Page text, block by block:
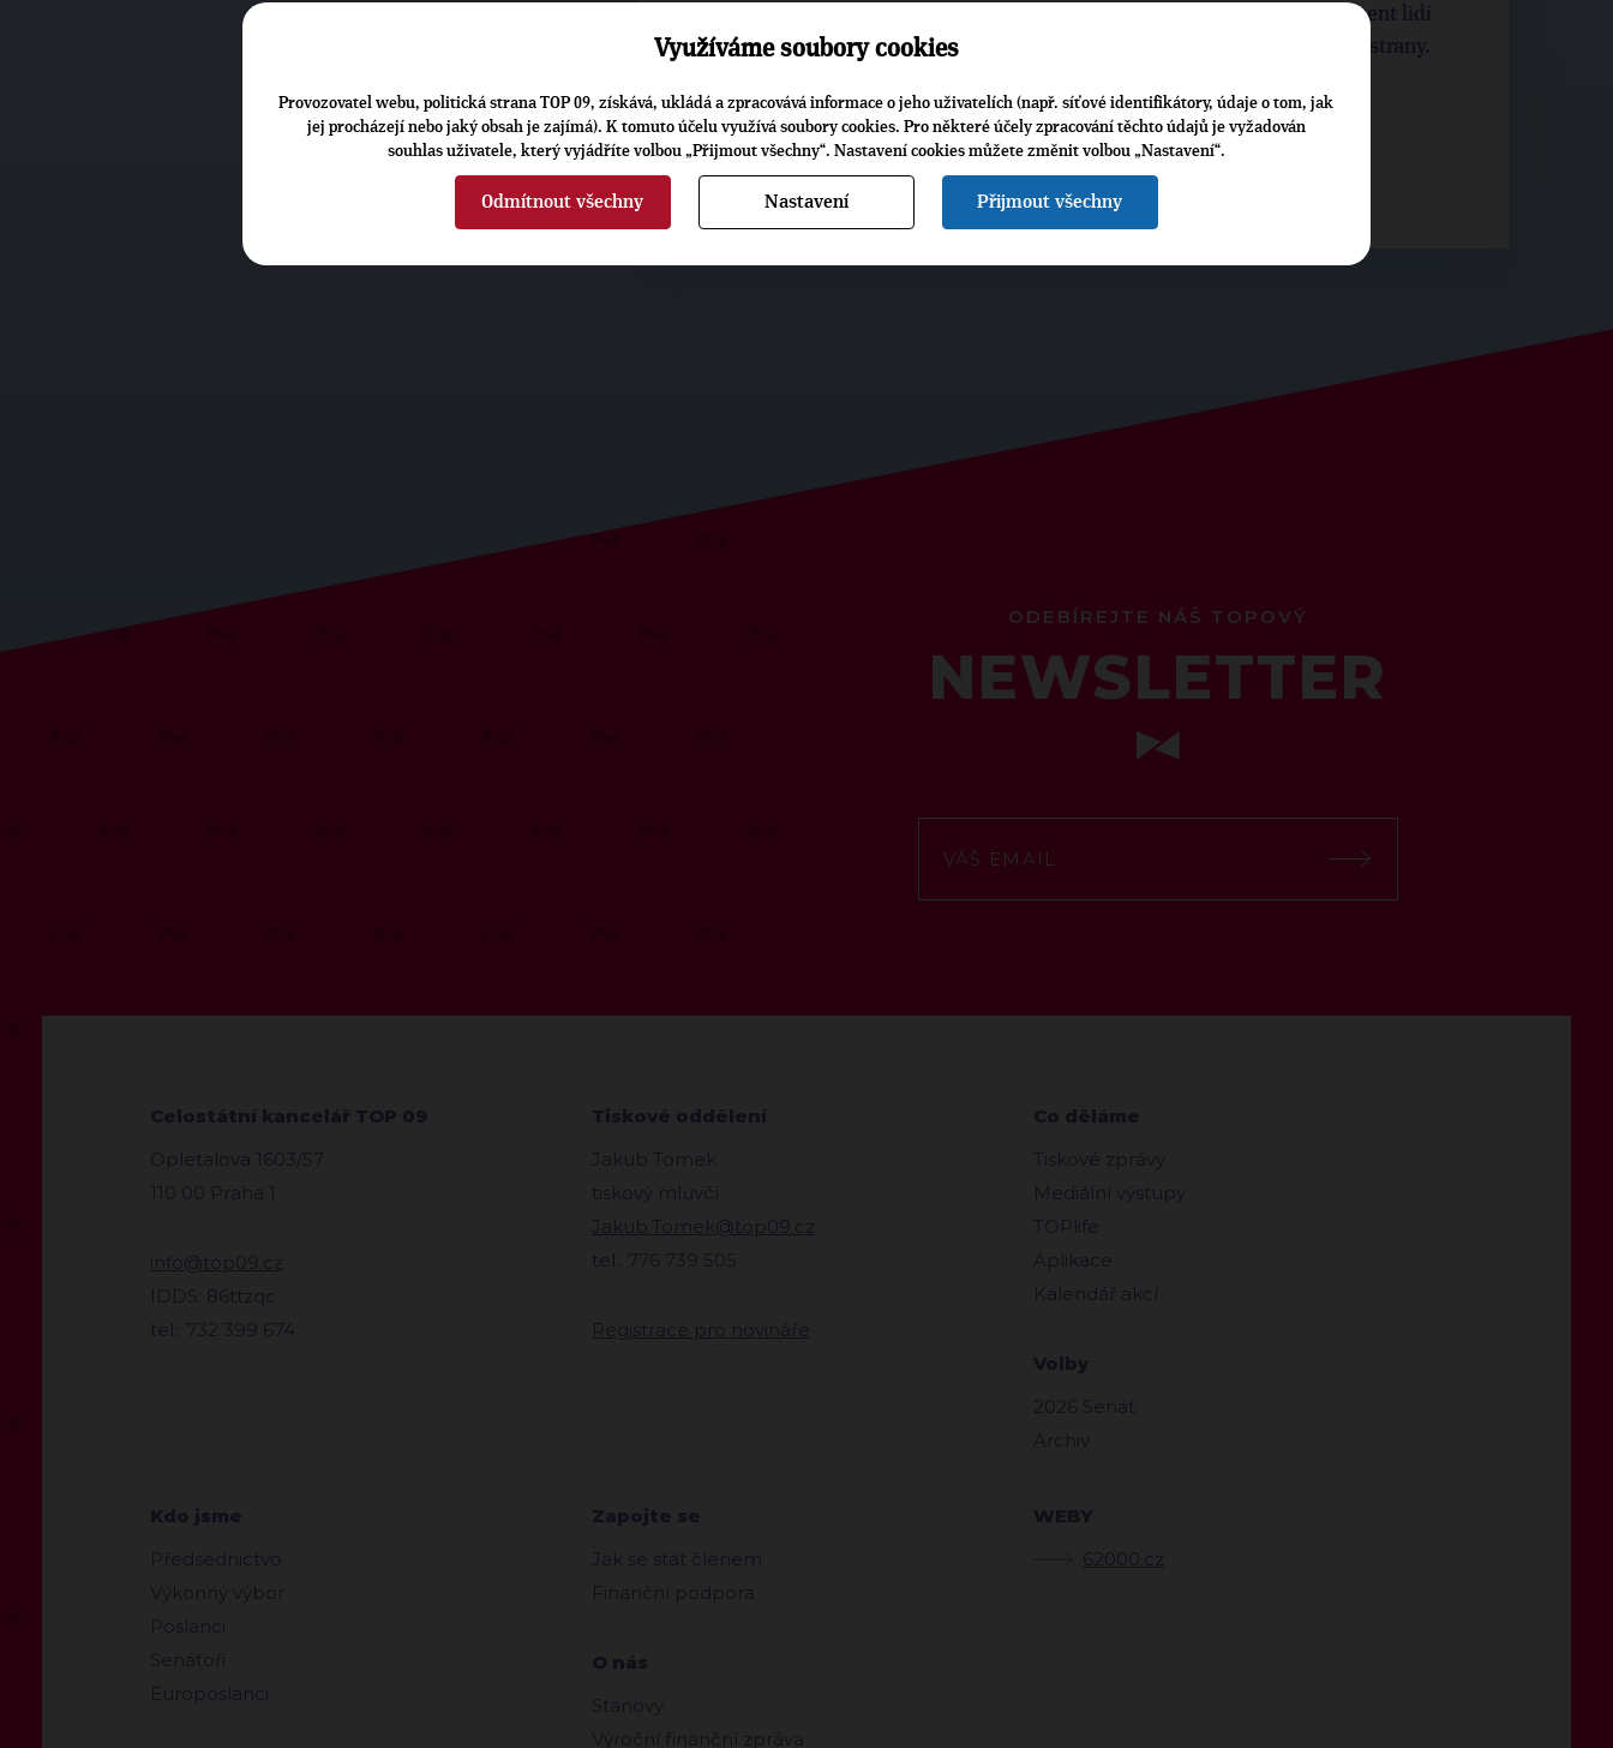
stranu, která zcela odpovídá jejich názorům a zájmům. Naopak 22 procent lidí
volilo stranu, jež jim sice není příliš blízká, ale je stále lepší než ostatní strany.
VAL
LIDOVÉ NOVINY, 13. 8. 2010, RUBRIKA: TITULNÍ STRANA, STRANA: 1
ODEBÍREJTE NÁŠ TOPOVÝ
NEWSLETTER
Celostátní kancelář TOP 09
Opletalova 1603/57
110 00 Praha 1
info@top09.cz
IDDS: 86ttzqc
tel.: 732 399 674
Tiskové oddělení
Jakub Tomek
tiskový mluvčí
Jakub.Tomek@top09.cz
tel.: 776 739 505
Registrace pro novináře
Co děláme
Tiskové zprávy
Mediální výstupy
TOPlife
Aplikace
Kalendář akcí
Volby
2026 Senát
Archiv
Kdo jsme
Předsednictvo
Výkonný výbor
Poslanci
Senátoři
Europoslanci
Zapojte se
Jak se stát členem
Finanční podpora
O nás
Stanovy
Výroční finanční zpráva
WEBY
62000.cz
Využíváme soubory cookies
Provozovatel webu, politická strana TOP 09, získává, ukládá a zpracovává informace o jeho uživatelích (např. síťové identifikátory, údaje o tom, jak
jej procházejí nebo jaký obsah je zajímá). K tomuto účelu využívá soubory cookies. Pro některé účely zpracování těchto údajů je vyžadován
souhlas uživatele, který vyjádříte volbou „Přijmout všechny“. Nastavení cookies můžete změnit volbou „Nastavení“.
Odmítnout všechny Nastavení Přijmout všechny